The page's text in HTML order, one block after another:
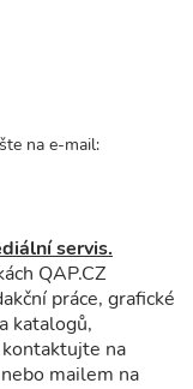
na e-mail:
servis.
QAP.CZ
práce, grafické
katalogů,
na
mailem na